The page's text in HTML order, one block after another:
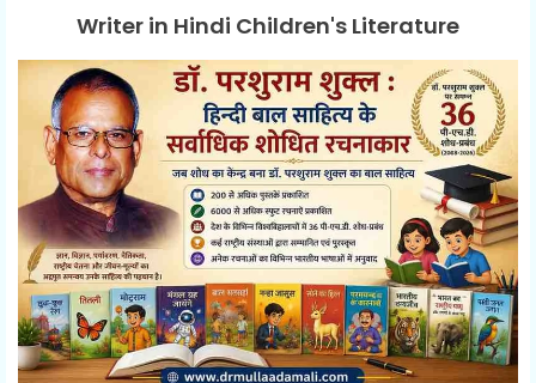
Writer in Hindi Children's Literature